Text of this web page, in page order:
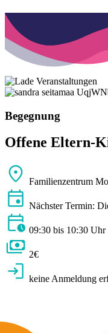
Begegnung
Offene Eltern-
Familienzentrum
Nächster Termin:
09:30 bis 10:30 Uhr
2€
keine Anmeldung